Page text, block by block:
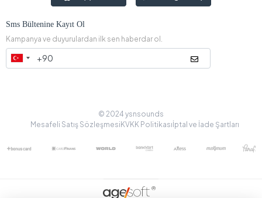
Sms Bültenine Kayıt Ol
Kampanya ve duyurulardan ilk sen haberdar ol.
© 2024 ysnsounds
Mesafeli Satış Sözleşmesi KVKK Politikasıİptal ve İade Şartları